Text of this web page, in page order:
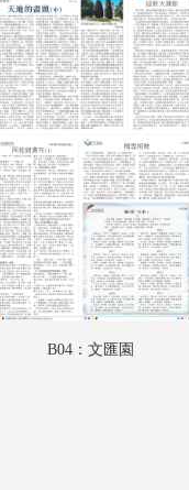
B04：文匯園